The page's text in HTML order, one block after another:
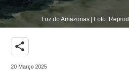
Foz do Amazonas | Foto:
share
20 Março 2025